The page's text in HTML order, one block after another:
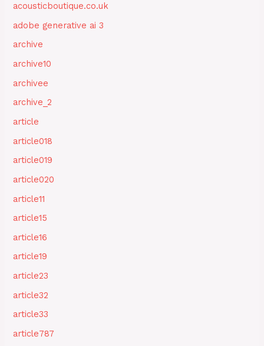
acousticboutique.co.uk
adobe generative ai 3
archive
archive10
archivee
archive_2
article
article018
article019
article020
article11
article15
article16
article19
article23
article32
article33
article787